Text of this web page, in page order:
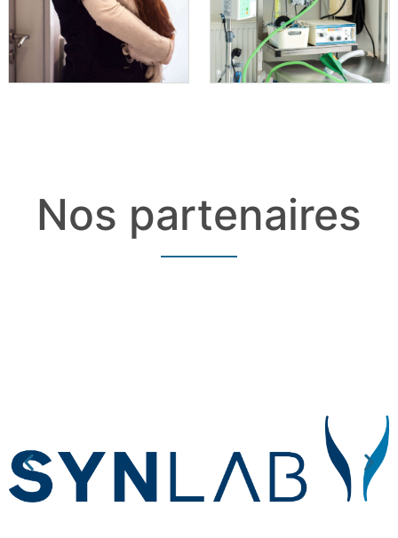
Nos partenaires